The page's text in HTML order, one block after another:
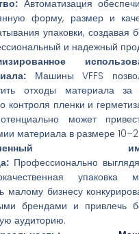
Автоматизация
форму, размер и
упаковки, создавая
и надежный
Машины VFFS
отходы материала за
контроля пленки и
может
материала в размере
Профессионально
упаковка
малому бизнесу
брендами и привлечь
аудиторию.